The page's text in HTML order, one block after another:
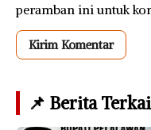
peramban ini untuk
📌 Berita